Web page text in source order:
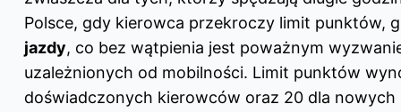
Polsce, gdy kierowca przekroczy limit punktów,
jazdy, co bez wątpienia jest poważnym
uzależnionych od mobilności. Limit punktów
doświadczonych kierowców oraz 20 dla